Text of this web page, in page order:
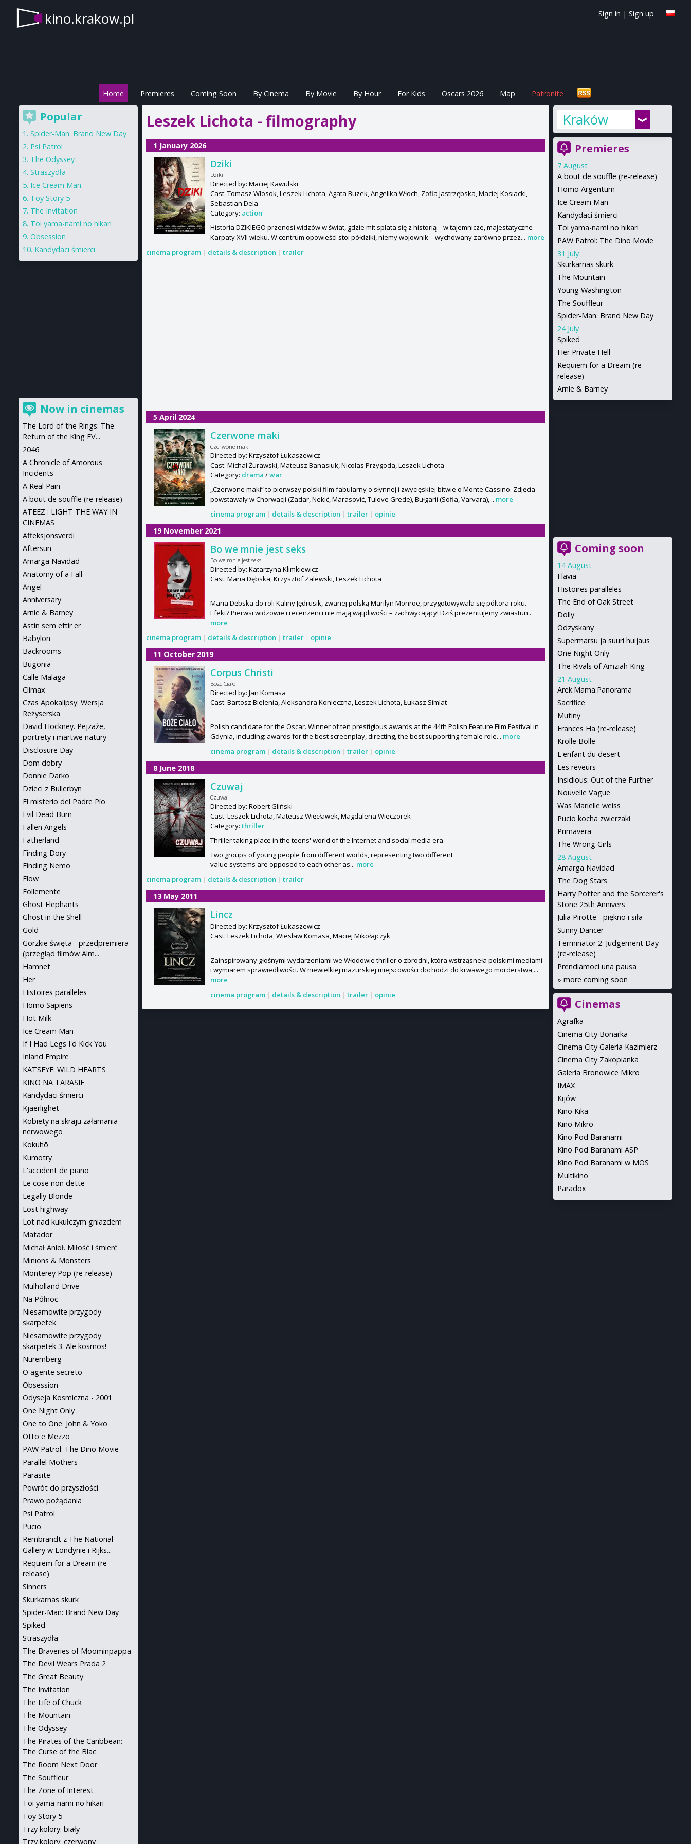
kino.krakow.pl Sign in | Sign up
Home Premieres Coming Soon By Cinema By Movie By Hour For Kids Oscars 2026 Map Patronite
Leszek Lichota - filmography
1 January 2026
Dziki
Dziki
Directed by: Maciej Kawulski
Cast: Tomasz Włosok, Leszek Lichota, Agata Buzek, Angelika Włoch, Zofia Jastrzębska, Maciej Kosiacki,
Sebastian Dela
Category: action
Historia DZIKIEGO przenosi widzów w świat, gdzie mit splata się z historią – w tajemnicze, majestatyczne
Karpaty XVII wieku. W centrum opowieści stoi półdziki, niemy wojownik – wychowany zarówno przez... more
cinema program | details & description | trailer
5 April 2024
Czerwone maki
Czerwone maki
Directed by: Krzysztof Łukaszewicz
Cast: Michał Żurawski, Mateusz Banasiuk, Nicolas Przygoda, Leszek Lichota
Category: drama /war
„Czerwone maki” to pierwszy polski film fabularny o słynnej i zwycięskiej bitwie o Monte Cassino. Zdjęcia
powstawały w Chorwacji (Zadar, Nekić, Marasović, Tulove Grede), Bułgarii (Sofia, Varvara),... more
cinema program | details & description | trailer | opinie
19 November 2021
Bo we mnie jest seks
Bo we mnie jest seks
Directed by: Katarzyna Klimkiewicz
Cast: Maria Dębska, Krzysztof Zalewski, Leszek Lichota
Maria Dębska do roli Kaliny Jędrusik, zwanej polską Marilyn Monroe, przygotowywała się półtora roku.
Efekt? Pierwsi widzowie i recenzenci nie mają wątpliwości – zachwycający! Dziś prezentujemy zwiastun...
more
cinema program | details & description | trailer | opinie
11 October 2019
Corpus Christi
Boże Ciało
Directed by: Jan Komasa
Cast: Bartosz Bielenia, Aleksandra Konieczna, Leszek Lichota, Łukasz Simlat
Polish candidate for the Oscar. Winner of ten prestigious awards at the 44th Polish Feature Film Festival in
Gdynia, including: awards for the best screenplay, directing, the best supporting female role... more
cinema program | details & description | trailer | opinie
8 June 2018
Czuwaj
Czuwaj
Directed by: Robert Gliński
Cast: Leszek Lichota, Mateusz Więcławek, Magdalena Wieczorek
Category: thriller
Thriller taking place in the teens' world of the Internet and social media era.
Two groups of young people from different worlds, representing two different
value systems are opposed to each other as... more
cinema program | details & description | trailer
13 May 2011
Lincz
Directed by: Krzysztof Łukaszewicz
Cast: Leszek Lichota, Wiesław Komasa, Maciej Mikołajczyk
Zainspirowany głośnymi wydarzeniami we Włodowie thriller o zbrodni, która wstrząsneła polskimi mediami
i wymiarem sprawiedliwości. W niewielkiej mazurskiej miejscowości dochodzi do krwawego morderstwa,...
more
cinema program | details & description | trailer | opinie
Kraków
Premieres
7 August
A bout de souffle (re-release)
Homo Argentum
Ice Cream Man
Kandydaci śmierci
Toi yama-nami no hikari
PAW Patrol: The Dino Movie
31 July
Skurkarnas skurk
The Mountain
Young Washington
The Souffleur
Spider-Man: Brand New Day
24 July
Spiked
Her Private Hell
Requiem for a Dream (re-
release)
Arnie & Barney
Coming soon
14 August
Flavia
Histoires paralleles
The End of Oak Street
Dolly
Odzyskany
Supermarsu ja suuri huijaus
One Night Only
The Rivals of Amziah King
21 August
Arek.Mama.Panorama
Sacrifice
Mutiny
Frances Ha (re-release)
Krolle Bolle
L'enfant du desert
Les reveurs
Insidious: Out of the Further
Nouvelle Vague
Was Marielle weiss
Pucio kocha zwierzaki
Primavera
The Wrong Girls
28 August
Amarga Navidad
The Dog Stars
Harry Potter and the Sorcerer's
Stone 25th Annivers
Julia Pirotte - piękno i siła
Sunny Dancer
Terminator 2: Judgement Day
(re-release)
Prendiamoci una pausa
» more coming soon
Cinemas
Agrafka
Cinema City Bonarka
Cinema City Galeria Kazimierz
Cinema City Zakopianka
Galeria Bronowice Mikro
IMAX
Kijów
Kino Kika
Kino Mikro
Kino Pod Baranami
Kino Pod Baranami ASP
Kino Pod Baranami w MOS
Multikino
Paradox
Popular
Spider-Man: Brand New Day
Psi Patrol
The Odyssey
Straszydła
Ice Cream Man
Toy Story 5
The Invitation
Toi yama-nami no hikari
Obsession
Kandydaci śmierci
Now in cinemas
The Lord of the Rings: The
Return of the King EV...
2046
A Chronicle of Amorous
Incidents
A Real Pain
A bout de souffle (re-release)
ATEEZ : LIGHT THE WAY IN
CINEMAS
Affeksjonsverdi
Aftersun
Amarga Navidad
Anatomy of a Fall
Angel
Anniversary
Arnie & Barney
Astin sem eftir er
Babylon
Backrooms
Bugonia
Calle Malaga
Climax
Czas Apokalipsy: Wersja
Reżyserska
David Hockney. Pejzaże,
portrety i martwe natury
Disclosure Day
Dom dobry
Donnie Darko
Dzieci z Bullerbyn
El misterio del Padre Pío
Evil Dead Burn
Fallen Angels
Fatherland
Finding Dory
Finding Nemo
Flow
Follemente
Ghost Elephants
Ghost in the Shell
Gold
Gorzkie święta - przedpremiera
(przegląd filmów Alm...
Hamnet
Her
Histoires paralleles
Homo Sapiens
Hot Milk
Ice Cream Man
If I Had Legs I'd Kick You
Inland Empire
KATSEYE: WILD HEARTS
KINO NA TARASIE
Kandydaci śmierci
Kjaerlighet
Kobiety na skraju załamania
nerwowego
Kokuhō
Kumotry
L'accident de piano
Le cose non dette
Legally Blonde
Lost highway
Lot nad kukułczym gniazdem
Matador
Michał Anioł. Miłość i śmierć
Minions & Monsters
Monterey Pop (re-release)
Mulholland Drive
Na Północ
Niesamowite przygody
skarpetek
Niesamowite przygody
skarpetek 3. Ale kosmos!
Nuremberg
O agente secreto
Obsession
Odyseja Kosmiczna - 2001
One Night Only
One to One: John & Yoko
Otto e Mezzo
PAW Patrol: The Dino Movie
Parallel Mothers
Parasite
Powrót do przyszłości
Prawo pożądania
Psi Patrol
Pucio
Rembrandt z The National
Gallery w Londynie i Rijks...
Requiem for a Dream (re-
release)
Sinners
Skurkarnas skurk
Spider-Man: Brand New Day
Spiked
Straszydła
The Braveries of Moominpappa
The Devil Wears Prada 2
The Great Beauty
The Invitation
The Life of Chuck
The Mountain
The Odyssey
The Pirates of the Caribbean:
The Curse of the Blac
The Room Next Door
The Souffleur
The Zone of Interest
Toi yama-nami no hikari
Toy Story 5
Trzy kolory: biały
Trzy kolory: czerwony